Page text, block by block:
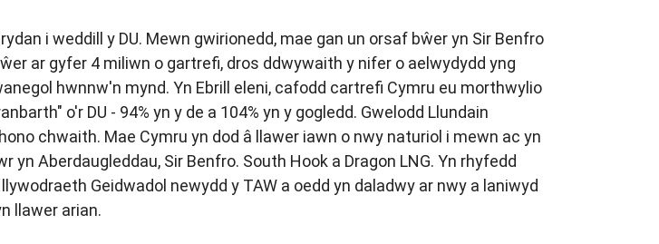
i weddill y DU. Mewn gwirionedd, mae gan un orsaf bŵer yn Sir Benfro
ar gyfer 4 miliwn o gartrefi, dros ddwywaith y nifer o aelwydydd yng
hwnnw'n mynd. Yn Ebrill eleni, cafodd cartrefi Cymru eu morthwylio
o'r DU - 94% yn y de a 104% yn y gogledd. Gwelodd Llundain
chwaith. Mae Cymru yn dod â llawer iawn o nwy naturiol i mewn ac yn
Aberdaugleddau, Sir Benfro. South Hook a Dragon LNG. Yn rhyfedd
Geidwadol newydd y TAW a oedd yn daladwy ar nwy a laniwyd
llawer arian.